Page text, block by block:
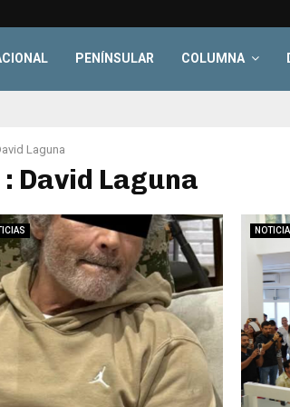
PENÍNSULAR COLUMNA
Laguna
David Laguna